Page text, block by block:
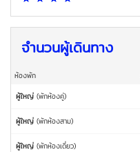
จำนวนผู้เดินทาง
ห้องพัก
ผู้ใหญ่ (พักห้องคู่)
ผู้ใหญ่ (พักห้องสาม)
ผู้ใหญ่ (พักห้องเดี่ยว)